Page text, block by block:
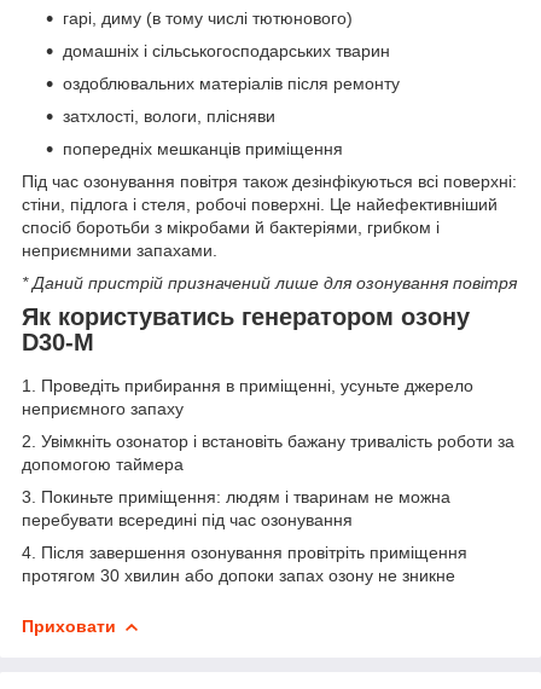
гарі, диму (в тому числі тютюнового)
домашніх і сільськогосподарських тварин
оздоблювальних матеріалів після ремонту
затхлості, вологи, плісняви
попередніх мешканців приміщення
Під час озонування повітря також дезінфікуються всі поверхні:
стіни, підлога і стеля, робочі поверхні. Це найефективніший
спосіб боротьби з мікробами й бактеріями, грибком і
неприємними запахами.
* Даний пристрій призначений лише для озонування повітря
Як користуватись генератором озону
D30-M
1. Проведіть прибирання в приміщенні, усуньте джерело
неприємного запаху
2. Увімкніть озонатор і встановіть бажану тривалість роботи за
допомогою таймера
3. Покиньте приміщення: людям і тваринам не можна
перебувати всередині під час озонування
4. Після завершення озонування провітріть приміщення
протягом 30 хвилин або допоки запах озону не зникне
Приховати